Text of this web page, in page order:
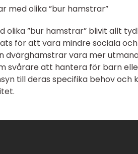
med olika ”bur hamstrar”
”bur hamstrar” blivit allt
för att vara mindre sociala
dvärghamstrar vara mer
svårare att hantera för barn
till deras specifika behov och